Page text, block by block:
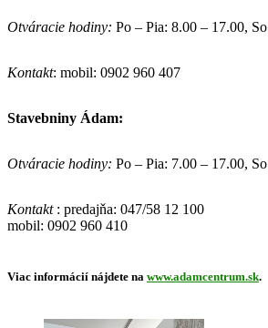
Otváracie hodiny: Po – Pia: 8.00 – 17.00,
Kontakt: mobil: 0902 960 407
Stavebniny Ádam:
Otváracie hodiny: Po – Pia: 7.00 – 17.00,
Kontakt: predajňa: 047/58 12 100
mobil: 0902 960 410
Viac informácií nájdete na www.adamcentrum.sk.